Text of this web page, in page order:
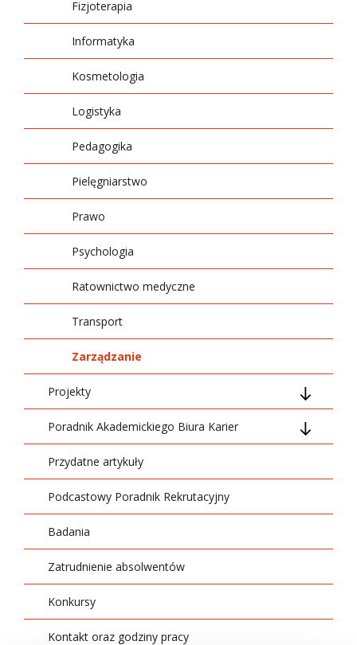
Przedsiębiorczości
and Internship Fair
Fizjoterapia
Informatyka
Kosmetologia
Logistyka
Pedagogika
Pielęgniarstwo
Prawo
Psychologia
Ratownictwo medyczne
Transport
Zarządzanie
Projekty
Projekt ,,Kompleksowe wsparcie rozwoju
Akademii WSB zgodnie z potrzebami zielonej
i cyfrowej gospodarki''
Poradnik Akademickiego Biura Karier
Profesjonalne CV
List motywacyjny
E-book "CV i list motywacyjny w pigułce"
Jak walczyć ze stresem?
Nowoczesne metody rekrutacyjne
Rozmowa telefoniczna z pracodawcą
Przydatne artykuły
Podcastowy Poradnik Rekrutacyjny
Badania
Zatrudnienie absolwentów
Konkursy
Kontakt oraz godziny pracy